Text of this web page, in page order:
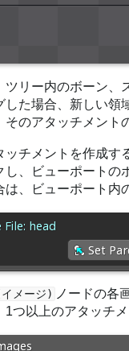
ツリー内のボーン、
した場合、新しい
そのアタッチメント
ッチメントを作成す
し、ビューポートの
は、ビューポート内
メージ) ノードの各
1つ以上のアタッチ